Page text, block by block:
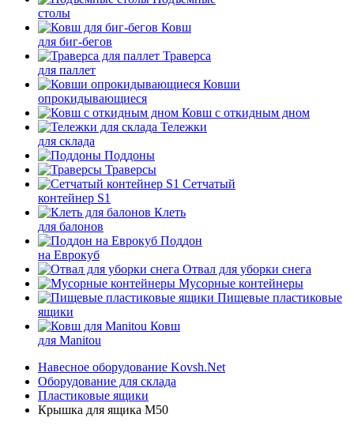
столы
Ковш
для биг-бегов
Траверса
для паллет
Ковши
опрокидывающиеся
Ковш с откидным дном
Тележки
для склада
Поддоны
Траверсы
Сетчатый
контейнер S1
Клеть
для балонов
Поддон
на Еврокуб
Отвал для уборки снега
Мусорные контейнеры
Пищевые пластиковые
ящики
Ковш
для Manitou
Навесное оборудование Kovsh.Net
Оборудование для склада
Пластиковые ящики
Крышка для ящика М50